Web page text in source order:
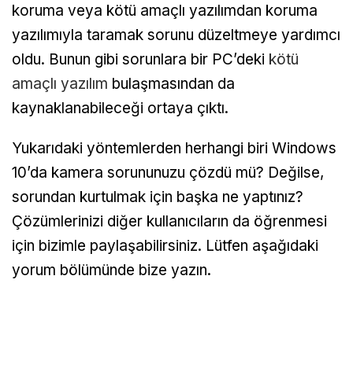
koruma veya kötü amaçlı yazılımdan koruma
yazılımıyla taramak sorunu düzeltmeye yardımcı
oldu. Bunun gibi sorunlara bir PC’deki kötü
amaçlı yazılım bulaşmasından da
kaynaklanabileceği ortaya çıktı.
Yukarıdaki yöntemlerden herhangi biri Windows
10’da kamera sorununuzu çözdü mü? Değilse,
sorundan kurtulmak için başka ne yaptınız?
Çözümlerinizi diğer kullanıcıların da öğrenmesi
için bizimle paylaşabilirsiniz. Lütfen aşağıdaki
yorum bölümünde bize yazın.